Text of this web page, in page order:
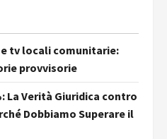
tv locali comunitarie:
provvisorie
La Verità Giuridica contro
Dobbiamo Superare il